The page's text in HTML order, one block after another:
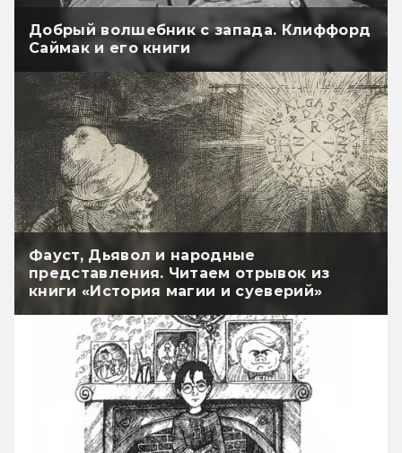
Добрый волшебник с запада. Клиффорд
Саймак и его книги
Фауст, Дьявол и народные
представления. Читаем отрывок из
книги «История магии и суеверий»